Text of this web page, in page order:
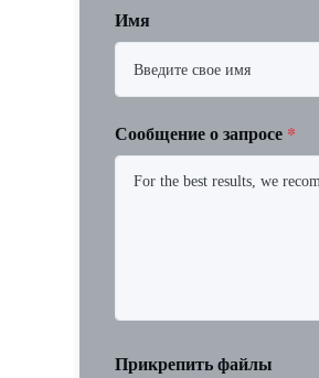
Имя
Сообщение о запросе *
Прикрепить файлы